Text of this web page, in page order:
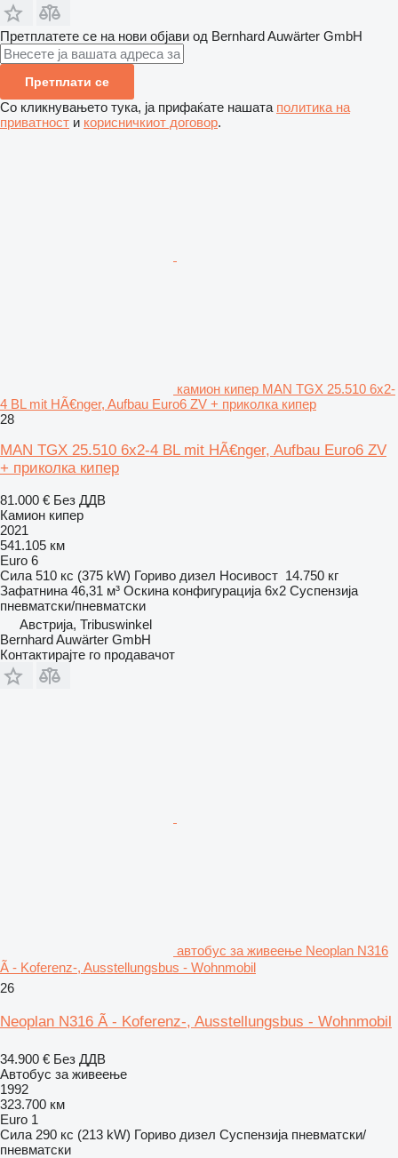
Претплатете се на нови објави од Bernhard Auwärter GmbH
Претплати се
Со кликнувањето тука, ја прифаќате нашата политика на
приватност и корисничкиот договор.
камион кипер MAN TGX 25.510 6x2-
4 BL mit HÃ€nger, Aufbau Euro6 ZV + приколка кипер
28
MAN TGX 25.510 6x2-4 BL mit HÃ€nger, Aufbau Euro6 ZV
+ приколка кипер
81.000 € Без ДДВ
Камион кипер
2021
541.105 км
Euro 6
Сила 510 кс (375 kW) Гориво дизел Носивост 14.750 кг
Зафатнина 46,31 м³ Оскина конфигурација 6x2 Суспензија
пневматски/пневматски
Австрија, Tribuswinkel
Bernhard Auwärter GmbH
Контактирајте го продавачот
автобус за живеење Neoplan N316
Ã - Koferenz-, Ausstellungsbus - Wohnmobil
26
Neoplan N316 Ã - Koferenz-, Ausstellungsbus - Wohnmobil
34.900 € Без ДДВ
Автобус за живеење
1992
323.700 км
Euro 1
Сила 290 кс (213 kW) Гориво дизел Суспензија пневматски/
пневматски